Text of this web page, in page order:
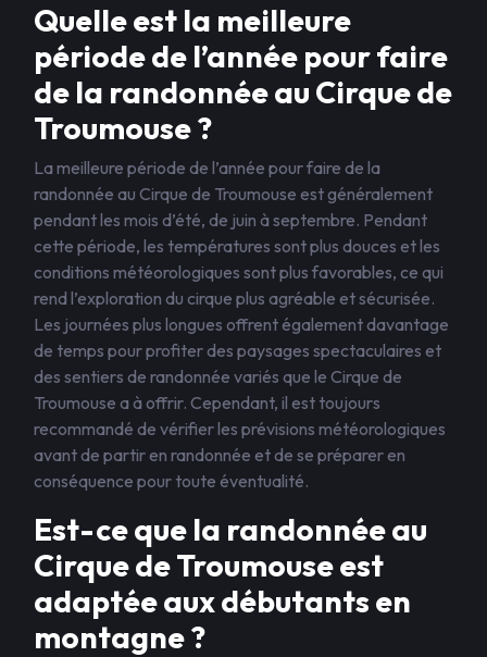
Quelle est la meilleure
période de l’année pour faire
de la randonnée au Cirque de
Troumouse ?
La meilleure période de l’année pour faire de la
randonnée au Cirque de Troumouse est généralement
pendant les mois d’été, de juin à septembre. Pendant
cette période, les températures sont plus douces et les
conditions météorologiques sont plus favorables, ce qui
rend l’exploration du cirque plus agréable et sécurisée.
Les journées plus longues offrent également davantage
de temps pour profiter des paysages spectaculaires et
des sentiers de randonnée variés que le Cirque de
Troumouse a à offrir. Cependant, il est toujours
recommandé de vérifier les prévisions météorologiques
avant de partir en randonnée et de se préparer en
conséquence pour toute éventualité.
Est-ce que la randonnée au
Cirque de Troumouse est
adaptée aux débutants en
montagne ?